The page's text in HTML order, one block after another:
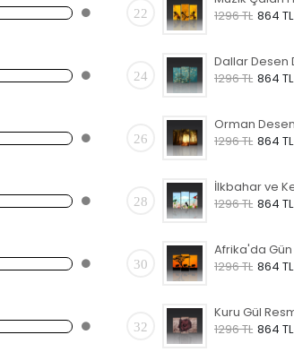
22
1296 TL 864 TL
24
1296 TL 864 TL
26
1296 TL 864 TL
28
1296 TL 864 TL
30
1296 TL 864 TL
32
1296 TL 864 TL